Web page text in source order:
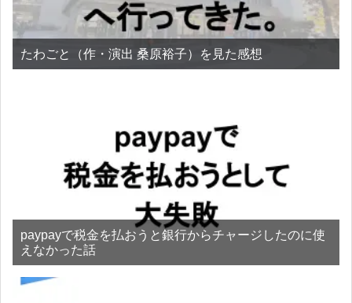
たわごと（作・演出 桑原裕子）を見た感想
paypayで税金を払おうと銀行からチャージしたのに使
えなかった話